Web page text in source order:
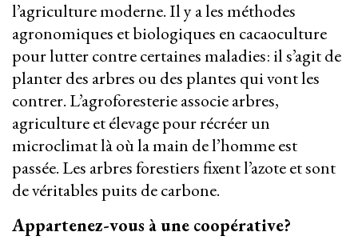
l’agriculture moderne. Il y a les méthodes
agronomiques et biologiques en cacaoculture
pour lutter contre certaines maladies: il s’agit de
planter des arbres ou des plantes qui vont les
contrer. L’agroforesterie associe arbres,
agriculture et élevage pour récréer un
microclimat là où la main de l’homme est
passée. Les arbres forestiers fixent l’azote et sont
de véritables puits de carbone.
Appartenez-vous à une coopérative?